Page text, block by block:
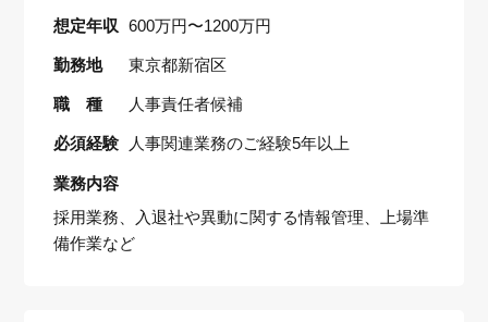
想定年収 600万円〜1200万円
勤務地 東京都新宿区
職 種 人事責任者候補
必須経験 人事関連業務のご経験5年以上
業務内容
採用業務、入退社や異動に関する情報管理、上場準
備作業など